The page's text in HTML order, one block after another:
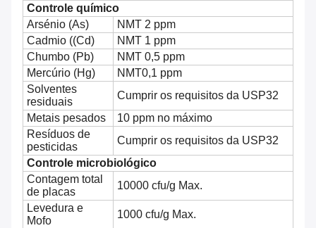
Controle químico
Arsénio (As)
NMT 2 ppm
Cadmio ((Cd)
NMT 1 ppm
Chumbo (Pb)
NMT 0,5 ppm
Mercúrio (Hg)
NMT0,1 ppm
Solventes
residuais
Cumprir os requisitos da USP32
Metais pesados
10 ppm no máximo
Resíduos de
pesticidas
Cumprir os requisitos da USP32
Controle microbiológico
Contagem total
de placas
10000 cfu/g Max.
Levedura e
Mofo
1000 cfu/g Max.